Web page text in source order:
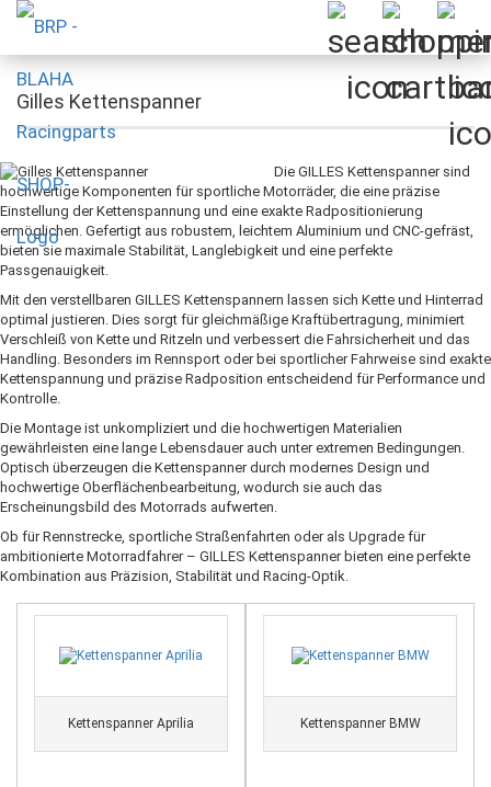
Gilles Kettenspanner
Die GILLES Kettenspanner sind
hochwertige Komponenten für sportliche Motorräder, die eine präzise
Einstellung der Kettenspannung und eine exakte Radpositionierung
ermöglichen. Gefertigt aus robustem, leichtem Aluminium und CNC-gefräst,
bieten sie maximale Stabilität, Langlebigkeit und eine perfekte
Passgenauigkeit.
Mit den verstellbaren GILLES Kettenspannern lassen sich Kette und Hinterrad
optimal justieren. Dies sorgt für gleichmäßige Kraftübertragung, minimiert
Verschleiß von Kette und Ritzeln und verbessert die Fahrsicherheit und das
Handling. Besonders im Rennsport oder bei sportlicher Fahrweise sind exakte
Kettenspannung und präzise Radposition entscheidend für Performance und
Kontrolle.
Die Montage ist unkompliziert und die hochwertigen Materialien
gewährleisten eine lange Lebensdauer auch unter extremen Bedingungen.
Optisch überzeugen die Kettenspanner durch modernes Design und
hochwertige Oberflächenbearbeitung, wodurch sie auch das
Erscheinungsbild des Motorrads aufwerten.
Ob für Rennstrecke, sportliche Straßenfahrten oder als Upgrade für
ambitionierte Motorradfahrer – GILLES Kettenspanner bieten eine perfekte
Kombination aus Präzision, Stabilität und Racing-Optik.
Kettenspanner Aprilia Kettenspanner BMW